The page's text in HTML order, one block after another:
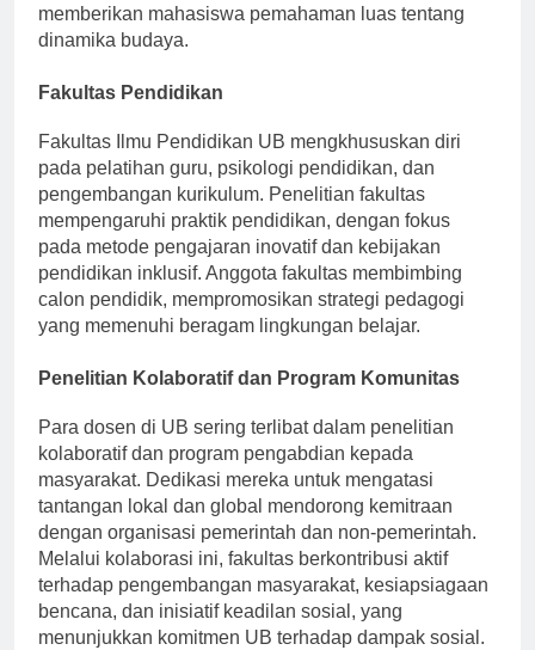
memberikan mahasiswa pemahaman luas tentang
dinamika budaya.
Fakultas Pendidikan
Fakultas Ilmu Pendidikan UB mengkhususkan diri
pada pelatihan guru, psikologi pendidikan, dan
pengembangan kurikulum. Penelitian fakultas
mempengaruhi praktik pendidikan, dengan fokus
pada metode pengajaran inovatif dan kebijakan
pendidikan inklusif. Anggota fakultas membimbing
calon pendidik, mempromosikan strategi pedagogi
yang memenuhi beragam lingkungan belajar.
Penelitian Kolaboratif dan Program Komunitas
Para dosen di UB sering terlibat dalam penelitian
kolaboratif dan program pengabdian kepada
masyarakat. Dedikasi mereka untuk mengatasi
tantangan lokal dan global mendorong kemitraan
dengan organisasi pemerintah dan non-pemerintah.
Melalui kolaborasi ini, fakultas berkontribusi aktif
terhadap pengembangan masyarakat, kesiapsiagaan
bencana, dan inisiatif keadilan sosial, yang
menunjukkan komitmen UB terhadap dampak sosial.